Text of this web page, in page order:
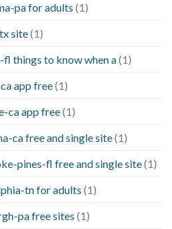
pa for adults (1)
site(1)
things to know when a(1)
app free(1)
ca app free(1)
ca free and single site(1)
pines-fl free and single site(1)
tn for adults (1)
pa free sites (1)